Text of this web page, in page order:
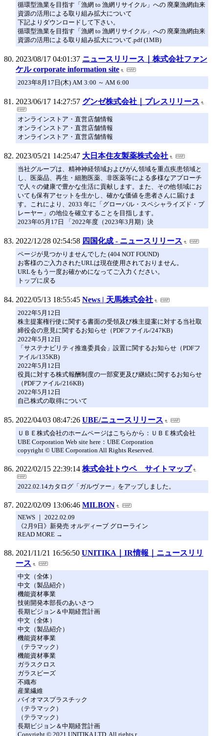
循環型漁業を目指す「漁網 to 漁網リサイクル」への 廃棄漁網由来
資源の活用による取り組み拡大について
下記よりダウンロードして下さい。
循環型漁業を目指す「漁網 to 漁網リサイクル」への 廃棄漁網由来
資源の活用による取り組み拡大について.pdf (1MB)
2023/08/17 04:01:37 ニュースリリース｜株式会社ファン
ケル corporate information site
2023年8月17日(木) AM 3:00 ～ AM 6:00
2023/06/17 14:27:57 グンゼ株式会社｜プレスリリース
オンラインストア・直営店舗情報
オンラインストア・直営店舗情報
オンラインストア・直営店舗情報
2023/05/21 14:25:47 大日本住友製薬株式会社
当社グループは、精神神経領域およびがん領域を重点疾患領域と
し、医薬品、再生・細胞医薬、非医薬等による多様なアプローチ
で人々の健康で豊かな生活に貢献します。また、その他領域にお
いても保有アセットを生かし、確かな価値を患者さんに届けま
す。これにより、2033 年に「グローバル・スペシャライズド・プ
レーヤー」の地位を確立することを目指します。
2023年05月17日 「2022年度（2023年3月期）決
2022/12/28 02:54:58 四国化成 - ニュースリリース
ページが見つかりませんでした (404 NOT FOUND)
お客様のご入力されたURLは現在使用されておりません。
URLをもう一度お確かめになってご入力ください。
トップに戻る
2022/05/13 18:55:45 News | 天馬株式会社
2022年5月12日
株主提案権行使に関する書面の受領及び株主提案に対する当社取
締役会の意見に関するお知らせ（PDFファイル/247KB)
2022年5月12日
「サステナビリティ推進委員会」設置に関するお知らせ（PDFフ
ァイル/135KB)
2022年5月12日
役員に対する株式報酬制度の一部変更及び継続に関するお知らせ
（PDFファイル/216KB)
2022年5月12日
自己株式の取得について
2022/04/03 08:47:26 UBE/ニュースリリース
ＵＢＥ株式会社のホームページはこちらから：ＵＢＥ株式会社
UBE Corporation Web site here：UBE Corporation
copyright © UBE Corporation All Rights Reserved.
2022/02/15 22:39:14 株式会社トウペ サイトマップ
2022.02.14カタログ「ガルヴァー」をアップしました。
2022/02/09 13:06:46 MILBON
NEWS ｜ 2022.02.09
《2月9日》新発売 オルディーブ グローライン
READ MORE →
2021/11/21 16:56:50 UNITIKA｜IR情報｜ニュースリリ
ース
中文（全体）
中文（製品紹介）
機能資材事業
技術開発本部長のあいさつ
長期ビジョン＆中期経営計画
中文（全体）
中文（製品紹介）
機能資材事業
（テラマック）
機能資材事業
ガラスクロス
ガラスビーズ
不織布
産業繊維
バイオマスプラスチック
（テラマック）
（テラマック）
長期ビジョン＆中期経営計画
Copyright © 2021 UNITIKA LTD. All rights r